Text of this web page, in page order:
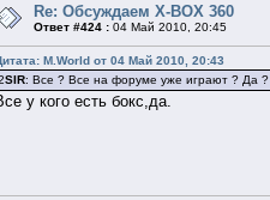
Re: Обсуждаем X-BOX 360
Ответ #424 : 04 Май 2010, 20:45
M.World от 04 Май 2010, 20:43
SIR: Все ? Все на форуме уже играют ? Да ?
у кого есть бокс,да.